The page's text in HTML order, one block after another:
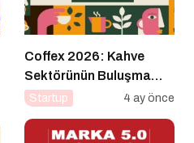
Coffex 2026: Kahve
Sektörünün Buluşma
Noktası
Startup 4 ay önce